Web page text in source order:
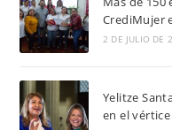
CrediMujer
2 DE JULIO DE
Yelitze
en el